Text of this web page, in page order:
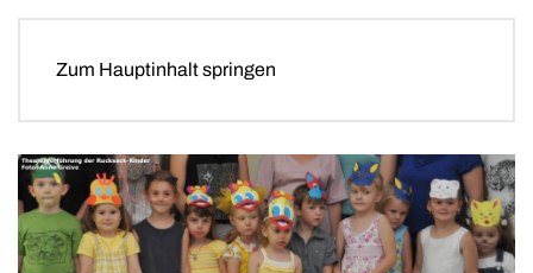
Zum Hauptinhalt springen